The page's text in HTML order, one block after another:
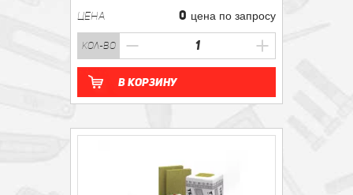
ЦЕНА 0 цена по запросу
кол-во
В корзину